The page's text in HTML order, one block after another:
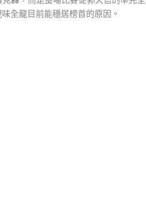
全龍目前能穩居榜首的原因。